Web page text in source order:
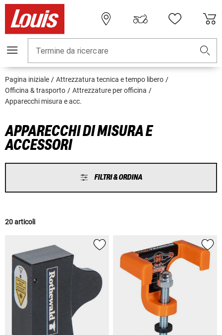
Termine da ricercare
Pagina iniziale
Attrezzatura tecnica e tempo libero
Officina & trasporto
Attrezzature per officina
Apparecchi misura e acc.
APPARECCHI DI MISURA E
ACCESSORI
FILTRI & ORDINA
20 articoli